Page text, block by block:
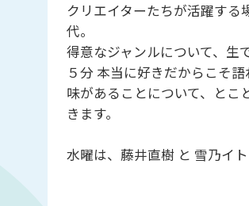
クリエイターたちが活躍する
代。
得意なジャンルについて、生
５分 本当に好きだからこそ
味があることについて、とこ
きます。
水曜は、藤井直樹 と 雪乃イト